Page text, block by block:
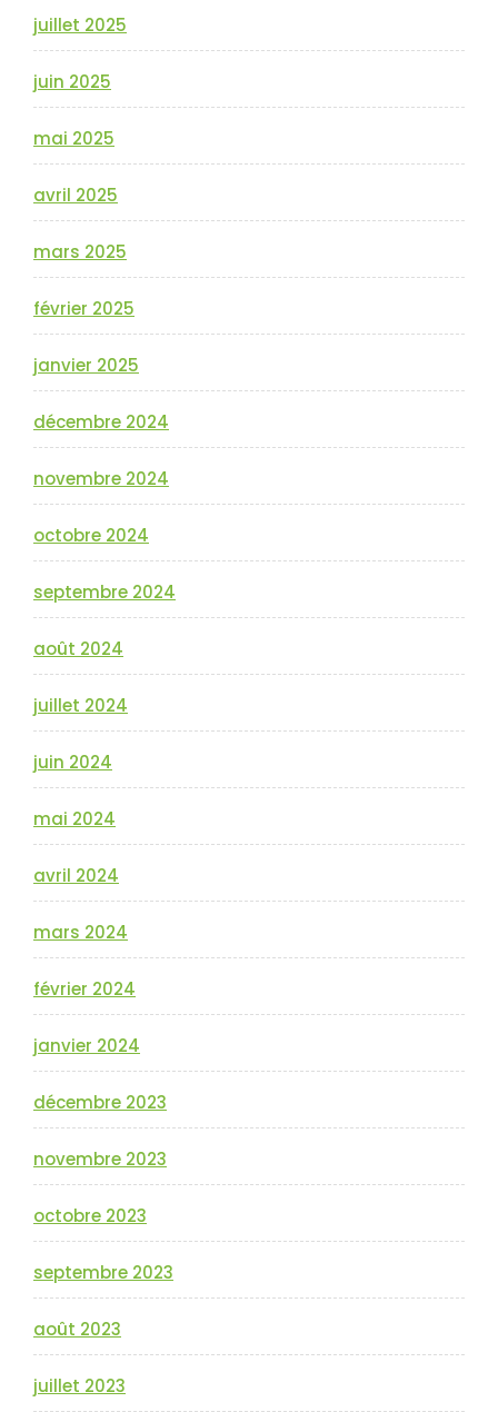
juillet 2025
juin 2025
mai 2025
avril 2025
mars 2025
février 2025
janvier 2025
décembre 2024
novembre 2024
octobre 2024
septembre 2024
août 2024
juillet 2024
juin 2024
mai 2024
avril 2024
mars 2024
février 2024
janvier 2024
décembre 2023
novembre 2023
octobre 2023
septembre 2023
août 2023
juillet 2023